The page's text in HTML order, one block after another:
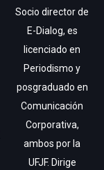
Socio director de
E-Dialog, es
licenciado en
Periodismo y
posgraduado en
Comunicación
Corporativa,
ambos por la
UFJF. Dirige